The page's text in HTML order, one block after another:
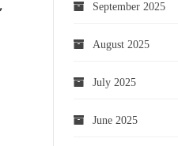
September 2025
August 2025
July 2025
June 2025